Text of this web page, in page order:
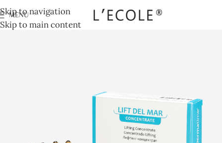
Skip to navigation
Skip to main content
MENU